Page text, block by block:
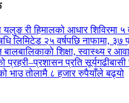
यलुङ री हिमालको आधार शिविरमा ५
लिमिटेड २५ वर्षपछि नाफामा, ३७
बालबालिकाको शिक्षा, स्वास्थ्य र
प्रहरी–प्रशासन प्रति
भाउ तोलामै ८ हजार रुपैयाँले बढ्यो